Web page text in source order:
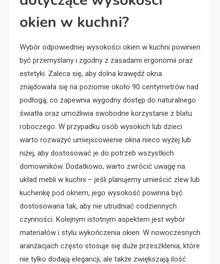
okien w kuchni?
Wybór odpowiedniej wysokości okien w kuchni powinien
być przemyślany i zgodny z zasadami ergonomii oraz
estetyki. Zaleca się, aby dolna krawędź okna
znajdowała się na poziomie około 90 centymetrów nad
podłogą, co zapewnia wygodny dostęp do naturalnego
światła oraz umożliwia swobodne korzystanie z blatu
roboczego. W przypadku osób wysokich lub dzieci
warto rozważyć umiejscowienie okna nieco wyżej lub
niżej, aby dostosować je do potrzeb wszystkich
domowników. Dodatkowo, warto zwrócić uwagę na
układ mebli w kuchni – jeśli planujemy umieścić zlew lub
kuchenkę pod oknem, jego wysokość powinna być
dostosowana tak, aby nie utrudniać codziennych
czynności. Kolejnym istotnym aspektem jest wybór
materiałów i stylu wykończenia okien. W nowoczesnych
aranżacjach często stosuje się duże przeszklenia, które
nie tylko dodają elegancji, ale także zwiększają ilość